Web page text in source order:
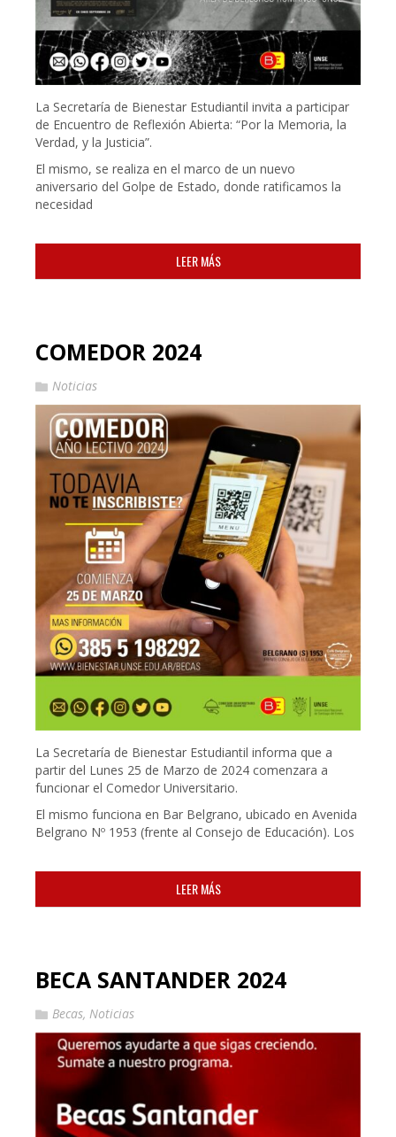
La Secretaría de Bienestar Estudiantil invita a participar
de Encuentro de Reflexión Abierta: “Por la Memoria, la
Verdad, y la Justicia”.
El mismo, se realiza en el marco de un nuevo
aniversario del Golpe de Estado, donde ratificamos la
necesidad
LEER MÁS
COMEDOR 2024
Noticias
La Secretaría de Bienestar Estudiantil informa que a
partir del Lunes 25 de Marzo de 2024 comenzara a
funcionar el Comedor Universitario.
El mismo funciona en Bar Belgrano, ubicado en Avenida
Belgrano Nº 1953 (frente al Consejo de Educación). Los
LEER MÁS
BECA SANTANDER 2024
Becas, Noticias